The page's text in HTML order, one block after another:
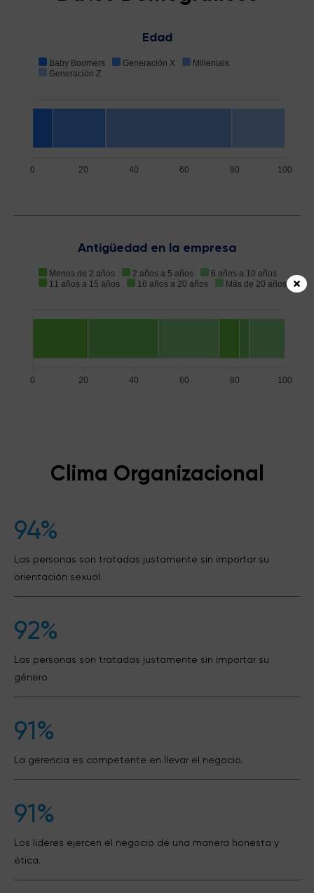
Edad
Baby Boomers Generación X
Millenials
Generación Z
100
80
60
40
20
0
Antigüedad en la empresa
Menos de 2 años 2 años a 5 años
6 años a 10 años
11 años a 15 años
16 años a 20 años Más de 20 años
100
80
60
40
20
0
Clima Organizacional
94%
Las personas son tratadas justamente sin importar su
orientación sexual.
92%
Las personas son tratadas justamente sin importar su
género.
91%
La gerencia es competente en llevar el negocio.
91%
Los líderes ejercen el negocio de una manera honesta y
ética.